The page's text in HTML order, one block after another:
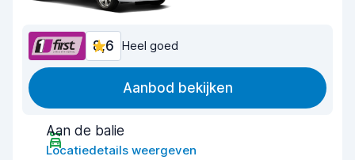
8,6 Heel goed
Aanbod bekijken
Aan de balie
Locatiedetails weergeven